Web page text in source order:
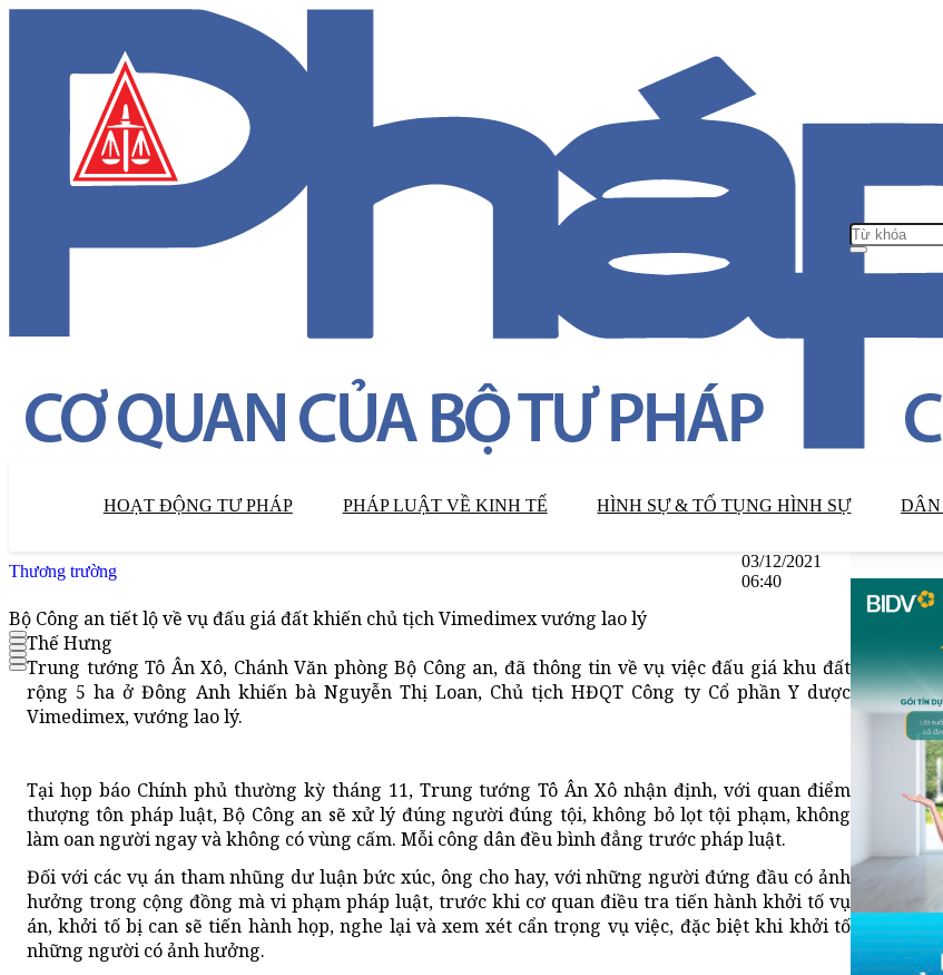
HOẠT ĐỘNG TƯ PHÁP PHÁP LUẬT VỀ KINH TẾ HÌNH SỰ & TỐ TỤNG HÌNH SỰ DÂN
Thương trường
03/12/2021
06:40
Bộ Công an tiết lộ về vụ đấu giá đất khiến chủ tịch Vimedimex vướng lao lý
Thế Hưng
Trung tướng Tô Ân Xô, Chánh Văn phòng Bộ Công an, đã thông tin về vụ việc đấu giá khu đất
rộng 5 ha ở Đông Anh khiến bà Nguyễn Thị Loan, Chủ tịch HĐQT Công ty Cổ phần Y dược
Vimedimex, vướng lao lý.
Tại họp báo Chính phủ thường kỳ tháng 11, Trung tướng Tô Ân Xô nhận định, với quan điểm
thượng tôn pháp luật, Bộ Công an sẽ xử lý đúng người đúng tội, không bỏ lọt tội phạm, không
làm oan người ngay và không có vùng cấm. Mỗi công dân đều bình đẳng trước pháp luật.
Đối với các vụ án tham nhũng dư luận bức xúc, ông cho hay, với những người đứng đầu có ảnh
hưởng trong cộng đồng mà vi phạm pháp luật, trước khi cơ quan điều tra tiến hành khởi tố vụ
án, khởi tố bị can sẽ tiến hành họp, nghe lại và xem xét cẩn trọng vụ việc, đặc biệt khi khởi tố
những người có ảnh hưởng.